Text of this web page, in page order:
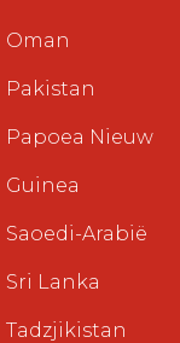
Oman
Pakistan
Papoea Nieuw
Guinea
Saoedi-Arabië
Sri Lanka
Tadzjikistan